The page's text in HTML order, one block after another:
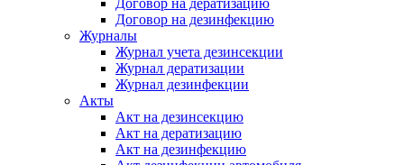
Договор на дератизацию
Договор на дезинфекцию
Журналы
Журнал учета дезинсекции
Журнал дератизации
Журнал дезинфекции
Акты
Акт на дезинсекцию
Акт на дератизацию
Акт на дезинфекцию